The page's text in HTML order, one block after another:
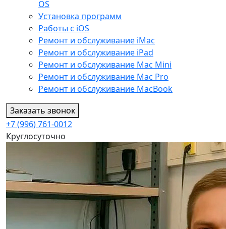
OS
Установка программ
Работы с iOS
Ремонт и обслуживание iMac
Ремонт и обслуживание iPad
Ремонт и обслуживание Mac Mini
Ремонт и обслуживание Mac Pro
Ремонт и обслуживание MacBook
Заказать звонок
+7 (996) 761-0012
Круглосуточно